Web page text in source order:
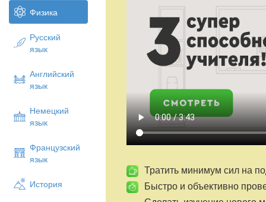
Физика
Русский
язык
Английский
язык
Немецкий
язык
Французский
язык
История
Тратить минимум сил на
Быстро и объективно